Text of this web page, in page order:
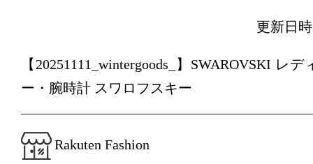
更新日
【20251111_wintergoods_】SWAROVSKI レ
ー・腕時計 スワロフスキー
Rakuten Fashion